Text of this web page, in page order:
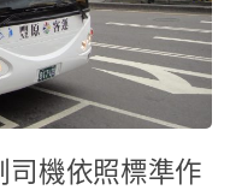
司機依照標準作